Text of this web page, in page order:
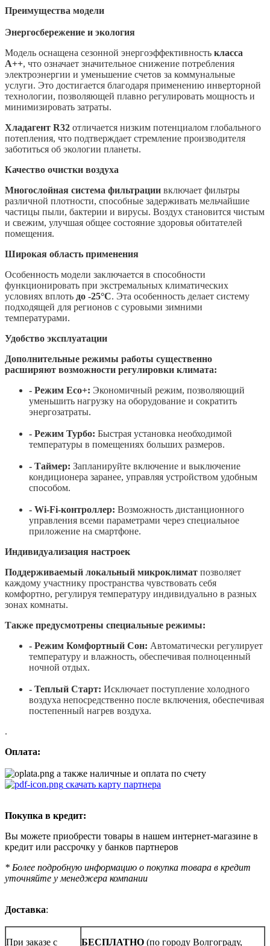
Преимущества модели
Энергосбережение и экология
Модель оснащена сезонной энергоэффективность класса
A++, что означает значительное снижение потребления
электроэнергии и уменьшение счетов за коммунальные
услуги. Это достигается благодаря применению инверторной
технологии, позволяющей плавно регулировать мощность и
минимизировать затраты.
Хладагент R32 отличается низким потенциалом глобального
потепления, что подтверждает стремление производителя
заботиться об экологии планеты.
Качество очистки воздуха
Многослойная система фильтрации включает фильтры
различной плотности, способные задерживать мельчайшие
частицы пыли, бактерии и вирусы. Воздух становится чистым
и свежим, улучшая общее состояние здоровья обитателей
помещения.
Широкая область применения
Особенность модели заключается в способности
функционировать при экстремальных климатических
условиях вплоть до -25°C. Эта особенность делает систему
подходящей для регионов с суровыми зимними
температурами.
Удобство эксплуатации
Дополнительные режимы работы существенно
расширяют возможности регулировки климата:
- Режим Eco+: Экономичный режим, позволяющий
уменьшить нагрузку на оборудование и сократить
энергозатраты.
- Режим Турбо: Быстрая установка необходимой
температуры в помещениях больших размеров.
- Таймер: Запланируйте включение и выключение
кондиционера заранее, управляя устройством удобным
способом.
- Wi-Fi-контроллер: Возможность дистанционного
управления всеми параметрами через специальное
приложение на смартфоне.
Индивидуализация настроек
Поддерживаемый локальный микроклимат позволяет
каждому участнику пространства чувствовать себя
комфортно, регулируя температуру индивидуально в разных
зонах комнаты.
Также предусмотрены специальные режимы:
- Режим Комфортный Сон: Автоматически регулирует
температуру и влажность, обеспечивая полноценный
ночной отдых.
- Теплый Старт: Исключает поступление холодного
воздуха непосредственно после включения, обеспечивая
постепенный нагрев воздуха.
.
Оплата:
а также наличные и оплата по счету
скачать карту партнера
Покупка в кредит:
Вы можете приобрести товары в нашем интернет-магазине в
кредит или рассрочку у банков партнеров
* Более подробную информацию о покупка товара в кредит
уточняйте у менеджера компании
Доставка:
При заказе с БЕСПЛАТНО (по городу Волгограду,